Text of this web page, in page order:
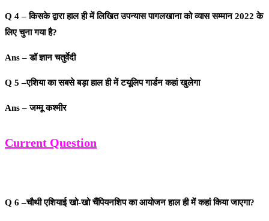
Q 4 – किसके द्वारा हाल ही में लिखित उपन्यास पागलखाना को व्यास सम्मान 2022 के
लिए चुना गया है?
Ans – डॉ ज्ञान चतुर्वेदी
Q 5 –एशिया का सबसे बड़ा हाल ही में टयूलिप गार्डन कहां खुलेगा
Ans – जम्मू कश्मीर
Current Question
Q 6 –चौथी एशियाई खो-खो चैंपियनशिप का आयोजन हाल ही में कहां किया जाएगा?